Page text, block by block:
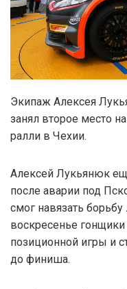
Экипаж Алексея
занял второе место
ралли в Чехии.
Алексей Лукьянюк
после аварии под
смог навязать
воскресенье
позиционной игры и
до финиша.